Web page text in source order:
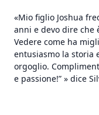
«Mio figlio Joshua
anni e devo dire che
Vedere come ha
entusiasmo la storia
orgoglio.
e passione!” » dice